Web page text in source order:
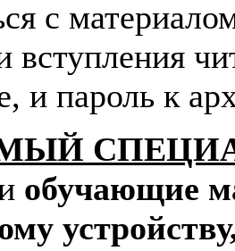
с
вступления
и пароль к
обучающие